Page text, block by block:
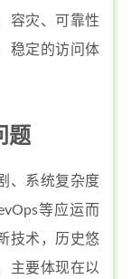
容灾、可靠性
稳定的访问体
题
、系统复杂度
等应运而
技术，历史悠
主要体现在以